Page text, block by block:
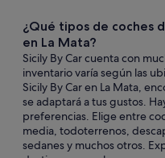
¿Qué tipos de coches
en La Mata?
Sicily By Car cuenta con
inventario varía según las
Sicily By Car en La Mata,
se adaptará a tus gustos.
preferencias. Elige entre
media, todoterrenos,
sedanes y muchos otros.